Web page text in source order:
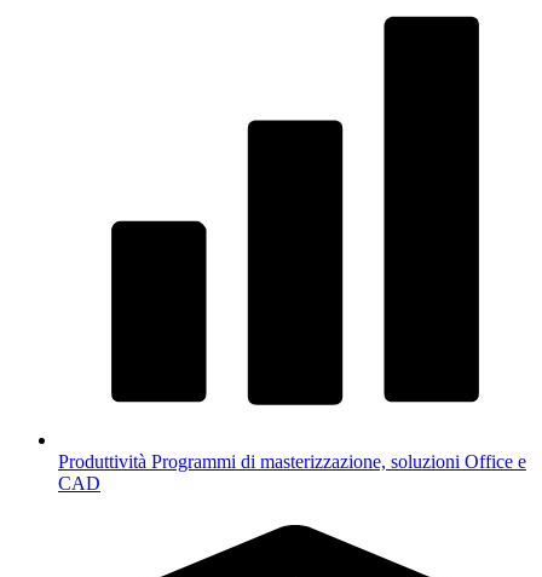
Produttività Programmi di masterizzazione, soluzioni Office e
CAD